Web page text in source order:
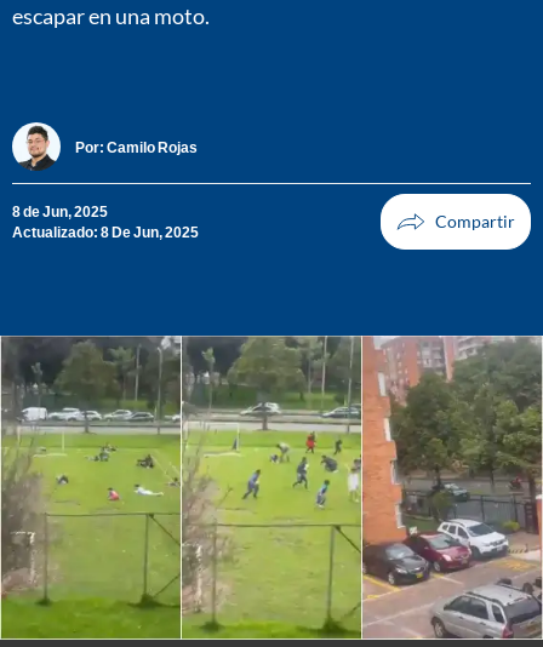
escapar en una moto.
Por: Camilo Rojas
8 de Jun, 2025
Actualizado: 8 De Jun, 2025